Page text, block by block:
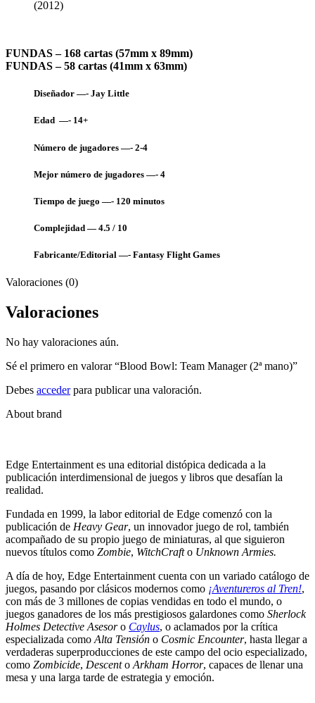
(2012)
FUNDAS – 168 cartas (57mm x 89mm)
FUNDAS – 58 cartas (41mm x 63mm)
Diseñador —- Jay Little
Edad —- 14+
Número de jugadores —- 2-4
Mejor número de jugadores —- 4
Tiempo de juego —- 120 minutos
Complejidad — 4.5 / 10
Fabricante/Editorial —- Fantasy Flight Games
Valoraciones (0)
Valoraciones
No hay valoraciones aún.
Sé el primero en valorar “Blood Bowl: Team Manager (2ª mano)”
Debes accederpara publicar una valoración.
About brand
Edge Entertainment es una editorial distópica dedicada a la
publicación interdimensional de juegos y libros que desafían la
realidad.
Fundada en 1999, la labor editorial de Edge comenzó con la
publicación de Heavy Gear, un innovador juego de rol, también
acompañado de su propio juego de miniaturas, al que siguieron
nuevos títulos como Zombie, WitchCrafto Unknown Armies.
A día de hoy, Edge Entertainment cuenta con un variado catálogo de
juegos, pasando por clásicos modernos como ¡Aventureros al Tren!,
con más de 3 millones de copias vendidas en todo el mundo, o
juegos ganadores de los más prestigiosos galardones como Sherlock
Holmes Detective Asesoro Caylus, o aclamados por la crítica
especializada como Alta Tensión o Cosmic Encounter, hasta llegar a
verdaderas superproducciones de este campo del ocio especializado,
como Zombicide, Descento Arkham Horror, capaces de llenar una
mesa y una larga tarde de estrategia y emoción.